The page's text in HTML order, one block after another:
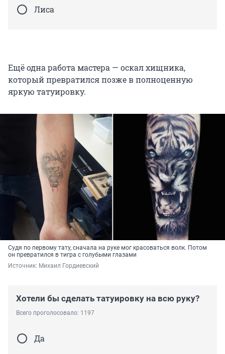
Лиса
Ещё одна работа мастера — оскал хищника,
который превратился позже в полноценную
яркую татуировку.
Судя по первому тату, сначала на руке мог красоваться волк. Потом
он превратился в тигра с голубыми глазами
Источник: Михаил Гордиевский
Хотели бы сделать татуировку на всю руку?
Всего проголосовало: 1197
Да